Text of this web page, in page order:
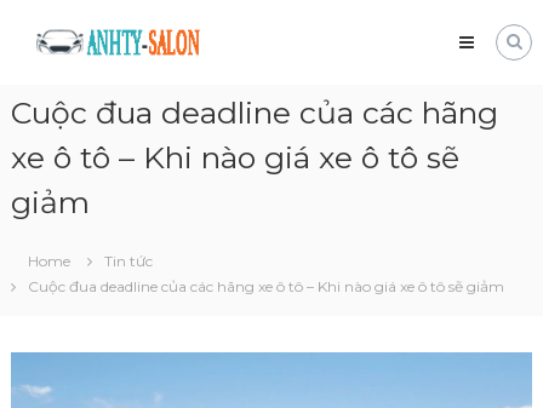
content
Mua
bán
tải
Giá
tốt
và
chóng
Cuộc đua deadline của các hãng
xe ô tô – Khi nào giá xe ô tô sẽ
giảm
Home
Tin tức
Cuộc đua deadline của các hãng xe ô tô – Khi nào giá xe ô tô sẽ giảm